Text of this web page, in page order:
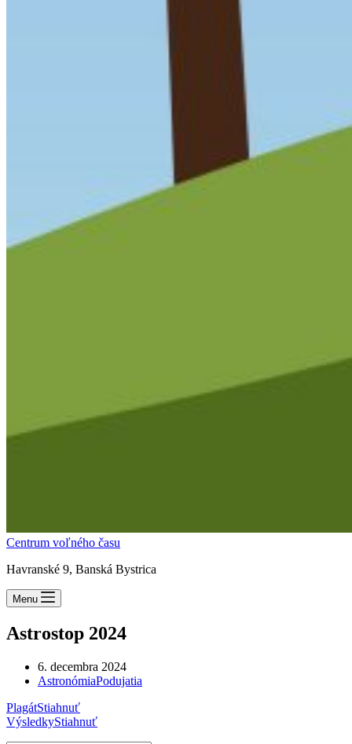
Centrum voľného času
Havranské 9, Banská Bystrica
Menu
Astrostop 2024
6. decembra 2024
AstronómiaPodujatia
PlagátStiahnuť
VýsledkyStiahnuť